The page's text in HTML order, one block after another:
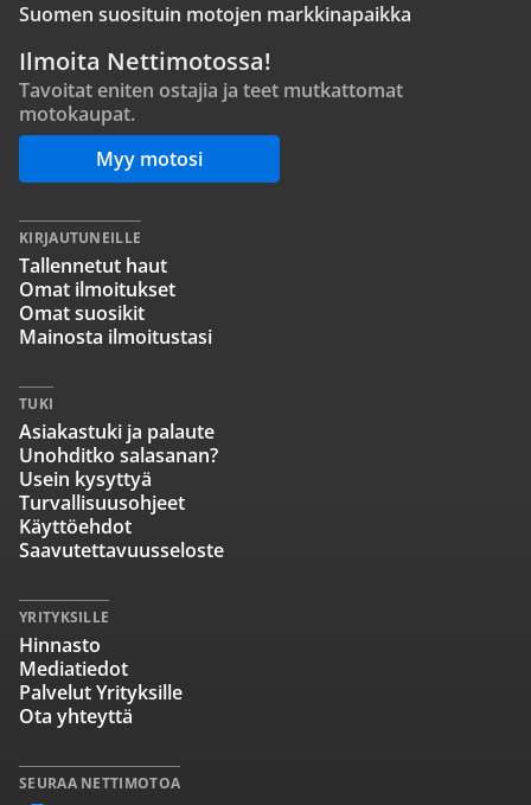
Suomen suosituin motojen markkinapaikka
Ilmoita Nettimotossa!
Tavoitat eniten ostajia ja teet mutkattomat
motokaupat.
Myy motosi
SEURAA NETTIMOTOA
KIRJAUTUNEILLE
Tallennetut haut
Omat ilmoitukset
Omat suosikit
Mainosta ilmoitustasi
TUKI
Asiakastuki ja palaute
Unohditko salasanan?
Usein kysyttyä
Turvallisuusohjeet
Käyttöehdot
Saavutettavuusseloste
YRITYKSILLE
Hinnasto
Mediatiedot
Palvelut Yrityksille
Ota yhteyttä